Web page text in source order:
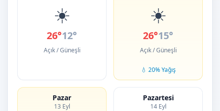
☀️
26°12°
Açık / Güneşli
☀️
26°15°
Açık / Güneşli
💧 20% Yağış
Pazar
13 Eyl
Pazartesi
14 Eyl